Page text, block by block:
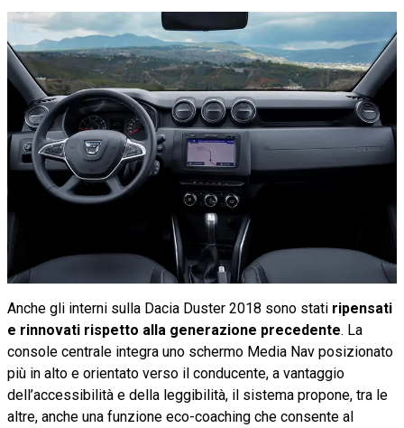
Anche gli interni sulla Dacia Duster 2018 sono stati ripensati
e rinnovati rispetto alla generazione precedente. La
console centrale integra uno schermo Media Nav posizionato
più in alto e orientato verso il conducente, a vantaggio
dell’accessibilità e della leggibilità, il sistema propone, tra le
altre, anche una funzione eco-coaching che consente al